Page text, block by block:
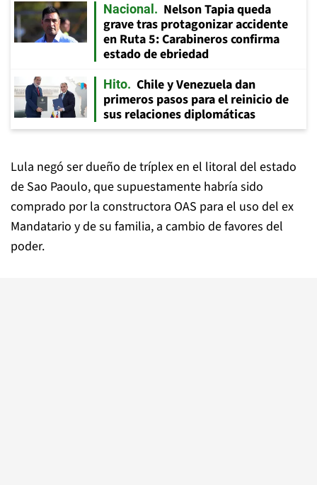
Nacional
Nelson Tapia queda
grave tras protagonizar accidente
en Ruta 5: Carabineros confirma
estado de ebriedad
Hito
Chile y Venezuela dan
primeros pasos para el reinicio de
sus relaciones diplomáticas
Lula negó ser dueño de tríplex en el litoral del estado
de Sao Paoulo, que supuestamente habría sido
comprado por la constructora OAS para el uso del ex
Mandatario y de su familia, a cambio de favores del
poder.